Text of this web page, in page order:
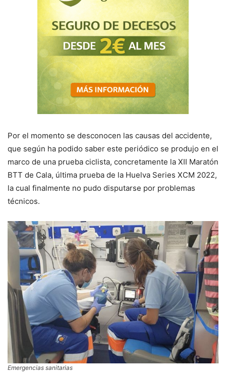
Por el momento se desconocen las causas del accidente,
que según ha podido saber este periódico se produjo en el
marco de una prueba ciclista, concretamente la XII Maratón
BTT de Cala, última prueba de la Huelva Series XCM 2022,
la cual finalmente no pudo disputarse por problemas
técnicos.
Emergencias sanitarias